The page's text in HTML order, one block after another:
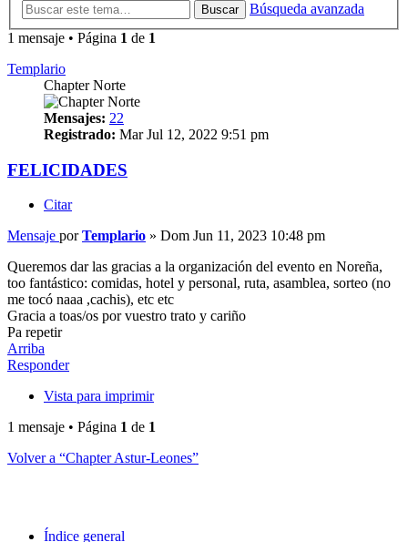
Buscar
Búsqueda avanzada
1 mensaje • Página 1 de 1
Templario
Chapter Norte
Mensajes: 22
Registrado: Mar Jul 12, 2022 9:51 pm
FELICIDADES
Citar
Mensaje porTemplario » Dom Jun 11, 2023 10:48 pm
Queremos dar las gracias a la organización del evento en Noreña,
too fantástico: comidas, hotel y personal, ruta, asamblea, sorteo (no
me tocó naaa ,cachis), etc etc
Gracia a toas/os por vuestro trato y cariño
Pa repetir
Arriba
Responder
Vista para imprimir
1 mensaje • Página 1 de 1
Volver a “Chapter Astur-Leones”
Índice general